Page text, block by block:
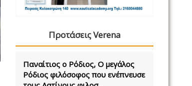
Προτάσεις Verena
Παναίτιος ο Ρόδιος, Ο μεγάλος
Ρόδιος φιλόσοφος που ενέπνευσε